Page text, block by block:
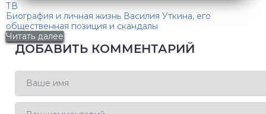
ТВ
Биография и личная жизнь Василия Уткина, его
общественная позиция и скандалы
Читать далее
ДОБАВИТЬ КОММЕНТАРИЙ